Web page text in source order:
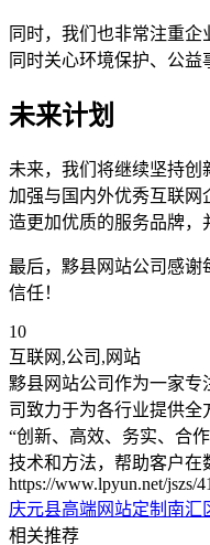
同时，我们也非常注重
同时关心环境保护、公益
未来计划
未来，我们将继续坚持
加强与国内外优秀互联网
造更加优质的服务品牌，
最后，黟县网站公司感谢
信任！
10
互联网,公司,网站
黟县网站公司作为一家专
司致力于为各行业提供全
“创新、高效、务实、合
技术和方法，帮助客户在
https://www.lpyun.net/jszs/
庆元县高端网站定制 南汇
相关推荐